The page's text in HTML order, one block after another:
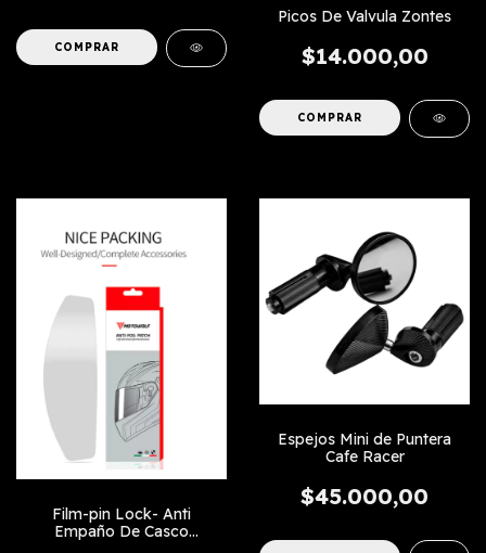
COMPRAR
Picos De Valvula Zontes
$14.000,00
COMPRAR
Film-pin Lock- Anti
Empaño De Casco
Espejos Mini de Puntera
Cafe Racer
$45.000,00